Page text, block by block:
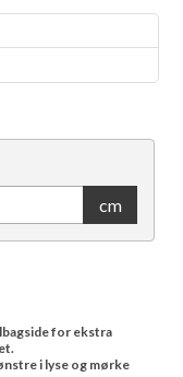
cm
for ekstra
i lyse og mørke